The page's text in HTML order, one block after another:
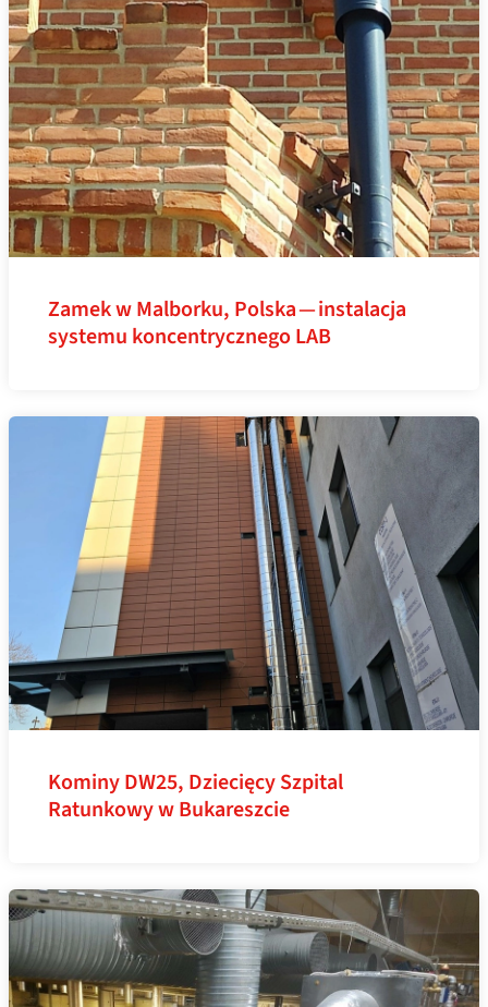
Zamek w Malborku, Polska — instalacja
systemu koncentrycznego LAB
Kominy DW25, Dziecięcy Szpital
Ratunkowy w Bukareszcie